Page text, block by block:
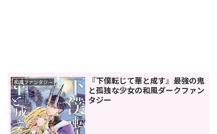
和風ファンタジー
『下僕転じて華と成す』最強の鬼
と孤独な少女の和風ダークファン
タジー